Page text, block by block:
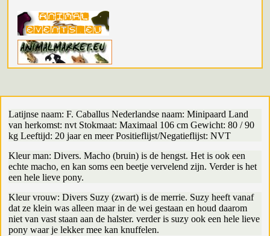
Latijnse naam: F. Caballus Nederlandse naam: Minipaard Land
van herkomst: nvt Stokmaat: Maximaal 106 cm Gewicht: 80 / 90
kg Leeftijd: 20 jaar en meer Positieflijst/Negatieflijst: NVT
Kleur man: Divers. Macho (bruin) is de hengst. Het is ook een
echte macho, en kan soms een beetje vervelend zijn. Verder is het
een hele lieve pony.
Kleur vrouw: Divers Suzy (zwart) is de merrie. Suzy heeft vanaf
dat ze klein was alleen maar in de wei gestaan en houd daarom
niet van vast staan aan de halster. verder is suzy ook een hele lieve
pony waar je lekker mee kan knuffelen.